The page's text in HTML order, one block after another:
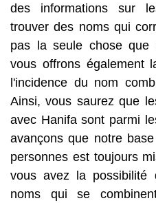
des informations sur
trouver des noms qui
pas la seule chose que
vous offrons également
l'incidence du nom
Ainsi, vous saurez que
avec Hanifa sont parmi
avançons que notre
personnes est toujours
vous avez la
noms qui se